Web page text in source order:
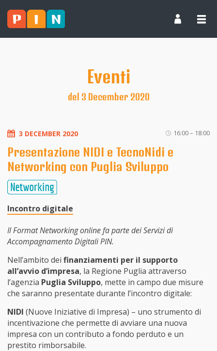
Eventi
del 3 December 2020
3 DECEMBER 2020 16:00 – 18:00
Presentazione NIDI e TecnoNidi e
Networking con Puglia Sviluppo
Incontro digitale
Il Format Networking online fa parte dei Servizi di
Accompagnamento Digitali PIN.
Nell’ambito dei finanziamenti per il supporto
all’avvio d’impresa, la Regione Puglia attraverso
l’agenzia Puglia Sviluppo, mette in campo due misure
che saranno presentate durante l’incontro digitale:
NIDI (Nuove Iniziative di Impresa) – uno strumento di
incentivazione che permette di avviare una nuova
impresa con un contributo a fondo perduto e un
prestito rimborsabile.